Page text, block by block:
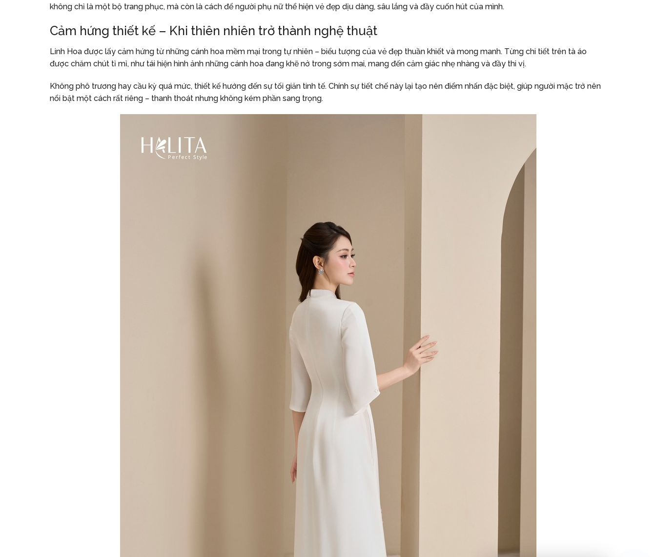
không chỉ là một bộ trang phục, mà còn là cách để người phụ nữ thể hiện vẻ đẹp dịu dàng, sâu lắng và đầy cuốn hút của mình.
Cảm hứng thiết kế – Khi thiên nhiên trở thành nghệ thuật
Linh Hoa được lấy cảm hứng từ những cánh hoa mềm mại trong tự nhiên – biểu tượng của vẻ đẹp thuần khiết và mong manh. Từng chi tiết trên tà áo
được chăm chút tỉ mỉ, như tái hiện hình ảnh những cánh hoa đang khẽ nở trong sớm mai, mang đến cảm giác nhẹ nhàng và đầy thi vị.
Không phô trương hay cầu kỳ quá mức, thiết kế hướng đến sự tối giản tinh tế. Chính sự tiết chế này lại tạo nên điểm nhấn đặc biệt, giúp người mặc trở nên
nổi bật một cách rất riêng – thanh thoát nhưng không kém phần sang trọng.